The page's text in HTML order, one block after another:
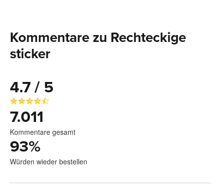
Kommentare zu Rechteckige
sticker
4.7 / 5
7.011
Kommentare gesamt
93%
Würden wieder bestellen